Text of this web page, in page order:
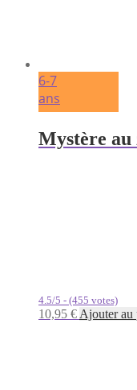
6-7
ans
Mystère au
4.5/5 - (455 votes)
10,95 € Ajouter au